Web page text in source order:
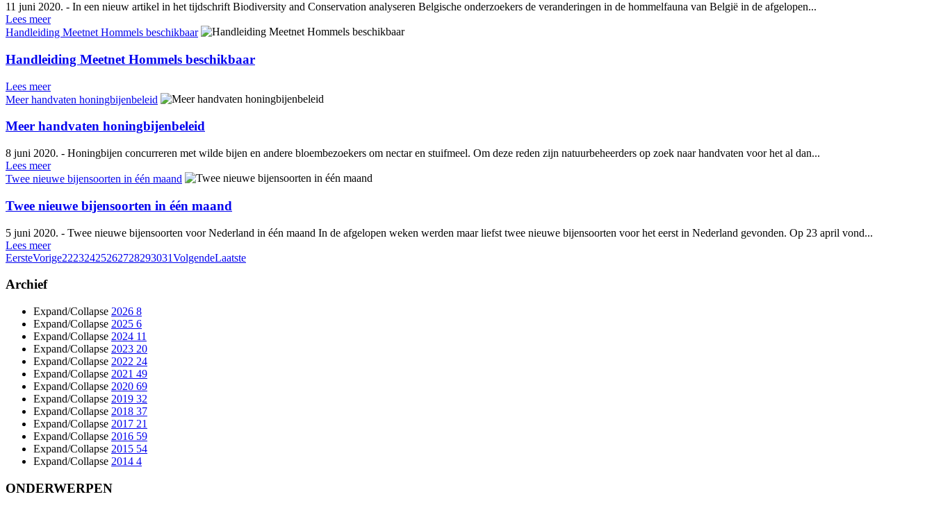
11 juni 2020. - In een nieuw artikel in het tijdschrift Biodiversity and Conservation analyseren Belgische onderzoekers de veranderingen in de hommelfauna van België in de afgelopen...
Lees meer
Handleiding Meetnet Hommels beschikbaar
Handleiding Meetnet Hommels beschikbaar
Lees meer
Meer handvaten honingbijenbeleid
Meer handvaten honingbijenbeleid
8 juni 2020. - Honingbijen concurreren met wilde bijen en andere bloembezoekers om nectar en stuifmeel. Om deze reden zijn natuurbeheerders op zoek naar handvaten voor het al dan...
Lees meer
Twee nieuwe bijensoorten in één maand
Twee nieuwe bijensoorten in één maand
5 juni 2020. - Twee nieuwe bijensoorten voor Nederland in één maand In de afgelopen weken werden maar liefst twee nieuwe bijensoorten voor het eerst in Nederland gevonden. Op 23 april vond...
Lees meer
EersteVorige22232425262728293031VolgendeLaatste
Archief
Expand/Collapse 2026 8
Expand/Collapse 2025 6
Expand/Collapse 2024 11
Expand/Collapse 2023 20
Expand/Collapse 2022 24
Expand/Collapse 2021 49
Expand/Collapse 2020 69
Expand/Collapse 2019 32
Expand/Collapse 2018 37
Expand/Collapse 2017 21
Expand/Collapse 2016 59
Expand/Collapse 2015 54
Expand/Collapse 2014 4
ONDERWERPEN